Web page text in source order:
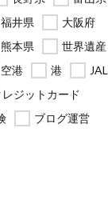
福井県
大阪府
熊本県
世界遺産
空港 港
JAL
レジットカード
ブログ運営